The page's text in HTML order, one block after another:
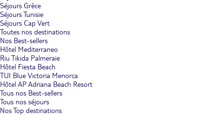
Séjours Grèce
Séjours Tunisie
Séjours Cap Vert
Toutes nos destinations
Nos Best-sellers
Hôtel Mediterraneo
Riu Tikida Palmeraie
Hôtel Fiesta Beach
TUI Blue Victoria Menorca
Hôtel AP Adriana Beach Resort
Tous nos Best-sellers
Tous nos séjours
Nos Top destinations